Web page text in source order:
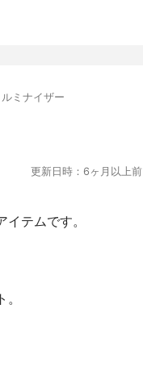
ミナイザー
更新日時：6ヶ月以上前
テムです。